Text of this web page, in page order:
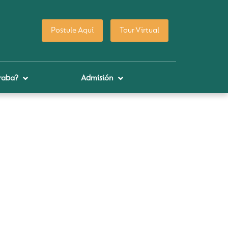
Postule Aquí Tour Virtual
Admisión